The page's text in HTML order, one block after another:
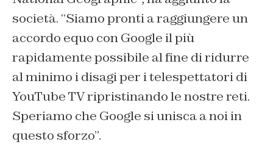
società. “Siamo pronti a raggiungere un
accordo equo con Google il più
rapidamente possibile al fine di ridurre
al minimo i disagi per i telespettatori di
YouTube TV ripristinando le nostre reti.
Speriamo che Google si unisca a noi in
questo sforzo”.